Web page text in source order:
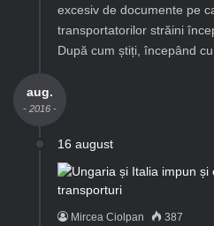
excesiv de documente pe
transportatorilor străini
După cum știți, începând
aug.
- 2016 -
16 august
Mircea Ciolpan 387